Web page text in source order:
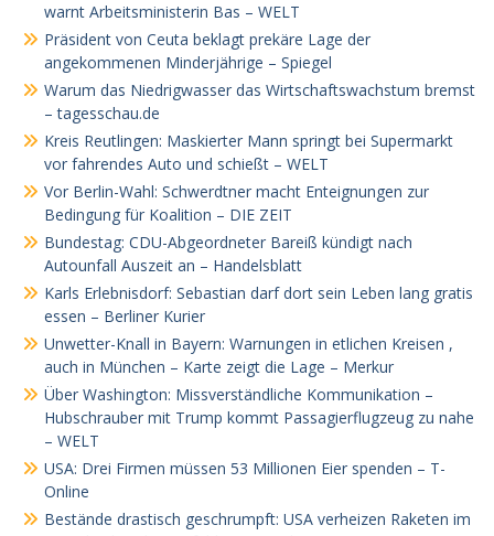
warnt Arbeitsministerin Bas – WELT
Präsident von Ceuta beklagt prekäre Lage der
angekommenen Minderjährige – Spiegel
Warum das Niedrigwasser das Wirtschaftswachstum bremst
– tagesschau.de
Kreis Reutlingen: Maskierter Mann springt bei Supermarkt
vor fahrendes Auto und schießt – WELT
Vor Berlin-Wahl: Schwerdtner macht Enteignungen zur
Bedingung für Koalition – DIE ZEIT
Bundestag: CDU-Abgeordneter Bareiß kündigt nach
Autounfall Auszeit an – Handelsblatt
Karls Erlebnisdorf: Sebastian darf dort sein Leben lang gratis
essen – Berliner Kurier
Unwetter-Knall in Bayern: Warnungen in etlichen Kreisen ,
auch in München – Karte zeigt die Lage – Merkur
Über Washington: Missverständliche Kommunikation –
Hubschrauber mit Trump kommt Passagierflugzeug zu nahe
– WELT
USA: Drei Firmen müssen 53 Millionen Eier spenden – T-
Online
Bestände drastisch geschrumpft: USA verheizen Raketen im